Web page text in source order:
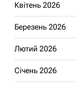
Квітень 2026
Березень 2026
Лютий 2026
Січень 2026